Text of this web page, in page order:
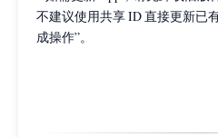
不建议使用共享 ID 直接更新已
成操作”。